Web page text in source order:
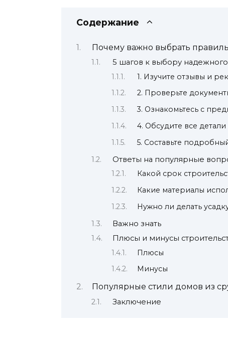
Содержание
Почему важно выбрать
5 шагов к выбору
1. Изучите отзывы и
2. Проверьте
3. Ознакомьтесь с
4. Обсудите все
5. Составьте
Ответы на популярные
Какой срок
Какие материалы
Нужно ли делать
Важно знать
Плюсы и минусы
Плюсы
Минусы
Популярные стили домов из
Заключение